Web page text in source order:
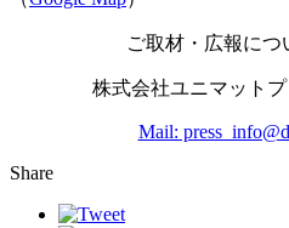
ご取材・広報に
株式会社ユニマット
Mail:
Share